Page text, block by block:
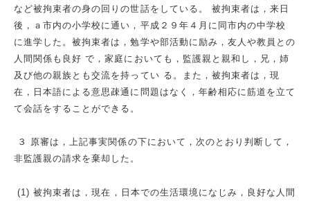
など被拘束者の身の回りの世話をしている。 被拘束者は，来日
後，ａ市内の小学校に通い，平成２９年４月に同市内の中学校
に進学した。被拘束者は，勉学や部活動に励み，友人や教員との
人間関係も良好 で，家庭においても，監護親と親和し，兄，姉
及び他の親族とも交流を持ってい る。また，被拘束者は，現
在，日本語による意思疎通に問題はなく，年齢相応に筋道を立て
て会話をすることができる。
３ 原審は，上記事実関係の下において，次のとおり判断して，
非監護親の請求を棄却した。
(1) 被拘束者は，現在，日本での生活環境になじみ，良好な人間